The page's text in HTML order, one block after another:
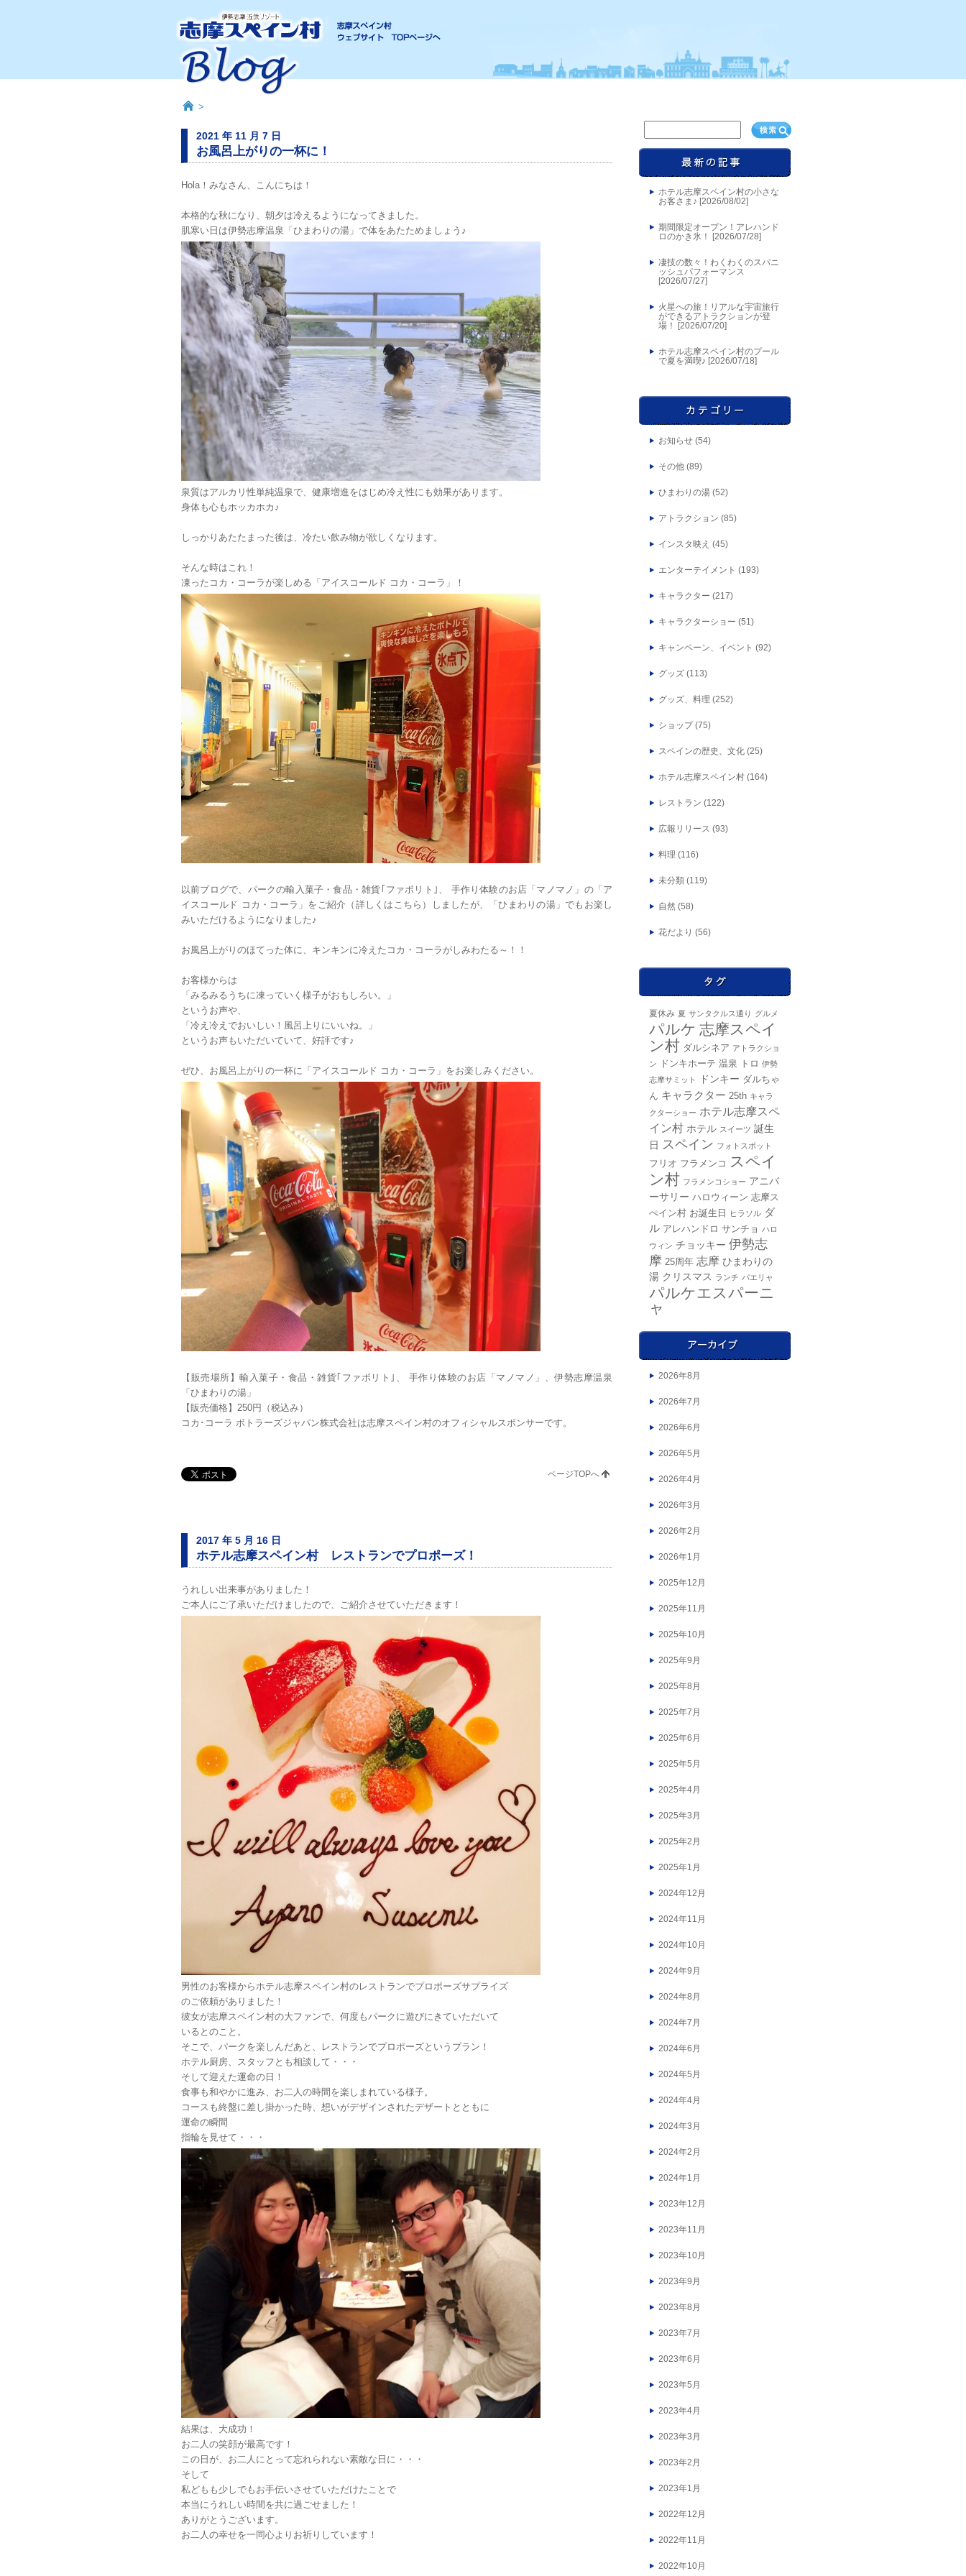
>
2021 年 11 月 7 日
お風呂上がりの一杯に！
Hola！みなさん、こんにちは！
本格的な秋になり、朝夕は冷えるようになってきました。
肌寒い日は伊勢志摩温泉「ひまわりの湯」で体をあたためましょう♪
泉質はアルカリ性単純温泉で、健康増進をはじめ冷え性にも効果があります。
身体も心もホッカホカ♪
しっかりあたたまった後は、冷たい飲み物が欲しくなります。
そんな時はこれ！
凍ったコカ・コーラが楽しめる「アイスコールド コカ・コーラ」！
以前ブログで、パークの輸入菓子・食品・雑貨｢ファボリト｣、 手作り体験のお店「マノマノ」の「ア
イスコールド コカ・コーラ」をご紹介（ 詳しくはこちら ）しましたが、「ひまわりの湯」でもお楽し
みいただけるようになりました♪
お風呂上がりのほてった体に、キンキンに冷えたコカ・コーラがしみわたる～！！
お客様からは
「みるみるうちに凍っていく様子がおもしろい。」
というお声や、
「冷え冷えでおいしい！風呂上りにいいね。」
というお声もいただいていて、好評です♪
ぜひ、お風呂上がりの一杯に「アイスコールド コカ・コーラ」をお楽しみください。
【販売場所】輸入菓子・食品・雑貨｢ファボリト｣、 手作り体験のお店「マノマノ」、伊勢志摩温泉
「ひまわりの湯」
【販売価格】250円（税込み）
コカ･コーラ ボトラーズジャパン株式会社は志摩スペイン村のオフィシャルスポンサーです。
ページTOPへ
2017 年 5 月 16 日
ホテル志摩スペイン村 レストランでプロポーズ！
うれしい出来事がありました！
ご本人にご了承いただけましたので、ご紹介させていただきます！
男性のお客様からホテル志摩スペイン村のレストランでプロポーズサプライズ
のご依頼がありました！
彼女が志摩スペイン村の大ファンで、何度もパークに遊びにきていただいて
いるとのこと。
そこで、パークを楽しんだあと、レストランでプロポーズというプラン！
ホテル厨房、スタッフとも相談して・・・
そして迎えた運命の日！
食事も和やかに進み、お二人の時間を楽しまれている様子。
コースも終盤に差し掛かった時、想いがデザインされたデザートとともに
運命の瞬間
指輪を見せて・・・
結果は、大成功！
お二人の笑顔が最高です！
この日が、お二人にとって忘れられない素敵な日に・・・
そして
私どもも少しでもお手伝いさせていただけたことで
本当にうれしい時間を共に過ごせました！
ありがとうございます。
お二人の幸せを一同心よりお祈りしています！
ホテル志摩スペイン村の小さな
お客さま♪ [2026/08/02]
期間限定オープン！アレハンド
ロのかき氷！ [2026/07/28]
凄技の数々！わくわくのスパニ
ッシュパフォーマンス
[2026/07/27]
火星への旅！リアルな宇宙旅行
ができるアトラクションが登
場！ [2026/07/20]
ホテル志摩スペイン村のプール
で夏を満喫♪ [2026/07/18]
お知らせ (54)
その他 (89)
ひまわりの湯 (52)
アトラクション (85)
インスタ映え (45)
エンターテイメント (193)
キャラクター (217)
キャラクターショー (51)
キャンペーン、イベント (92)
グッズ (113)
グッズ、料理 (252)
ショップ(75)
スペインの歴史、文化 (25)
ホテル志摩スペイン村 (164)
レストラン (122)
広報リリース (93)
料理 (116)
未分類 (119)
自然 (58)
花だより (56)
夏休み 夏 サンタクルス通り グルメ
パルケ 志摩スペイ
ン村 ダルシネア アトラクショ
ン
ドンキホーテ 温泉 トロ 伊勢
志摩サミット
ドンキー ダルちゃ
ん キャラクター 25th キャラ
クターショー ホテル志摩スペ
イン村 ホテル スイーツ 誕生
日 スペイン フォトスポット
フリオ フラメンコ
スペイ
ン村 フラメンコショー アニバ
ーサリー ハロウィーン 志摩ス
ぺイン村 お誕生日 ヒラソル ダ
ル アレハンドロ サンチョ ハロ
ウィン チョッキー 伊勢志
摩 25周年 志摩 ひまわりの
湯 クリスマス ランチ パエリャ
パルケエスパーニ
ャ
2026年8月
2026年7月
2026年6月
2026年5月
2026年4月
2026年3月
2026年2月
2026年1月
2025年12月
2025年11月
2025年10月
2025年9月
2025年8月
2025年7月
2025年6月
2025年5月
2025年4月
2025年3月
2025年2月
2025年1月
2024年12月
2024年11月
2024年10月
2024年9月
2024年8月
2024年7月
2024年6月
2024年5月
2024年4月
2024年3月
2024年2月
2024年1月
2023年12月
2023年11月
2023年10月
2023年9月
2023年8月
2023年7月
2023年6月
2023年5月
2023年4月
2023年3月
2023年2月
2023年1月
2022年12月
2022年11月
2022年10月